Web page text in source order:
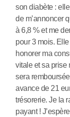
son diabète :
de m’annoncer
à 6,8 % et me
pour 3 mois.
honorer ma
vitale et sa prise
sera
avance de 21
trésorerie. Je la
payant !